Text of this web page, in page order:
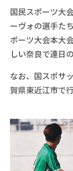
国民スポーツ大
ーヴォの選手た
ポーツ大会本大
しい奈良で連日
なお、国スポサ
賀県東近江市で行